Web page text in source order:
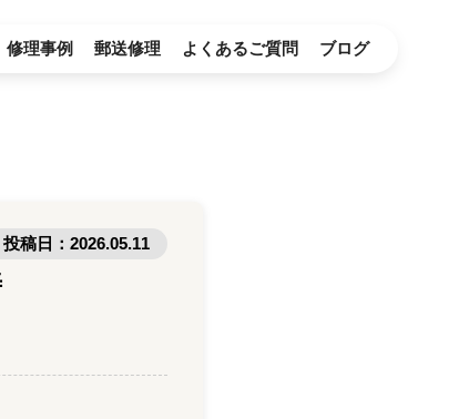
修理事例 郵送修理 よくあるご質問 ブログ
投稿日： 2026.05.11